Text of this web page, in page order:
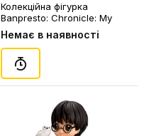
Колекційна фігурка
Banpresto: Chronicle: My
Hero Academia: Himiko
Toga, (182385)
Немає в наявності